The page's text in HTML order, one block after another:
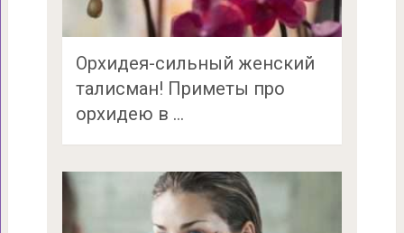
Орхидея-сильный женский
талисман! Приметы про
орхидею в …